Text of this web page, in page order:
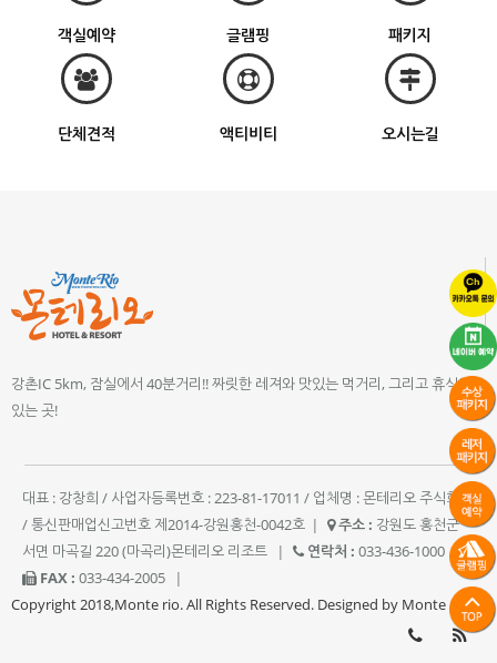
객실예약 글램핑 패키지
단체견적 액티비티 오시는길
강촌IC 5km, 잠실에서 40분거리!! 짜릿한 레져와 맛있는 먹거리, 그리고 휴식이
있는 곳!
대표 : 강창희 / 사업자등록번호 : 223-81-17011 / 업체명 : 몬테리오 주식회사
/ 통신판매업신고번호 제2014-강원홍천-0042호 | 주소 : 강원도 홍천군
서면 마곡길 220 (마곡리)몬테리오 리조트
| 연락처 : 033-436-1000
|
FAX : 033-434-2005
|
Copyright 2018,Monte rio. All Rights Reserved. Designed by Monte rio.